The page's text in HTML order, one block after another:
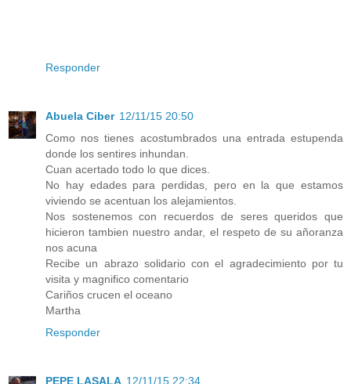
Responder
Abuela Ciber 12/11/15 20:50
Como nos tienes acostumbrados una entrada estupenda
donde los sentires inhundan.
Cuan acertado todo lo que dices.
No hay edades para perdidas, pero en la que estamos
viviendo se acentuan los alejamientos.
Nos sostenemos con recuerdos de seres queridos que
hicieron tambien nuestro andar, el respeto de su añoranza
nos acuna
Recibe un abrazo solidario con el agradecimiento por tu
visita y magnifico comentario
Cariños crucen el oceano
Martha
Responder
PEPE LASALA 12/11/15 22:34